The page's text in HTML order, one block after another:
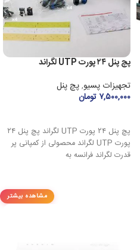
پچ پنل ۲۴ پورت UTP لگراند
تجهیزات پسیو,پچ پنل
۷,۵۰۰,۰۰۰ تومان
پچ پنل ۲۴ پورت UTP لگراند پچ پنل ۲۴
پورت UTP لگراند محصولی از کمپانی پر
قدرت لگراند فرانسه به
مشاهده بیشتر